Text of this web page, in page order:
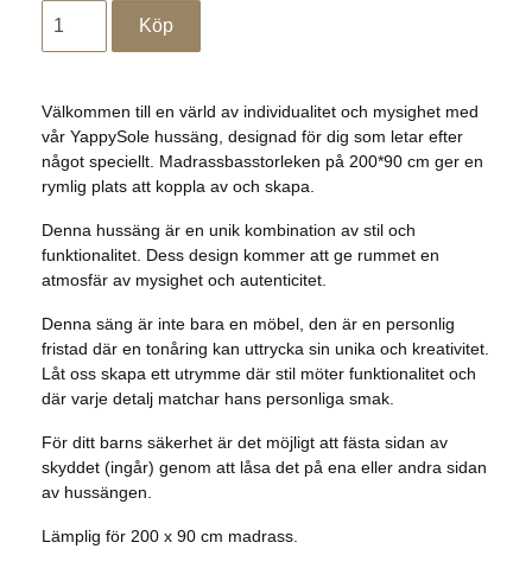
Välkommen till en värld av individualitet och mysighet med
vår YappySole hussäng, designad för dig som letar efter
något speciellt. Madrassbasstorleken på 200*90 cm ger en
rymlig plats att koppla av och skapa.
Denna hussäng är en unik kombination av stil och
funktionalitet. Dess design kommer att ge rummet en
atmosfär av mysighet och autenticitet.
Denna säng är inte bara en möbel, den är en personlig
fristad där en tonåring kan uttrycka sin unika och kreativitet.
Låt oss skapa ett utrymme där stil möter funktionalitet och
där varje detalj matchar hans personliga smak.
För ditt barns säkerhet är det möjligt att fästa sidan av
skyddet (ingår) genom att låsa det på ena eller andra sidan
av hussängen.
Lämplig för 200 x 90 cm madrass.